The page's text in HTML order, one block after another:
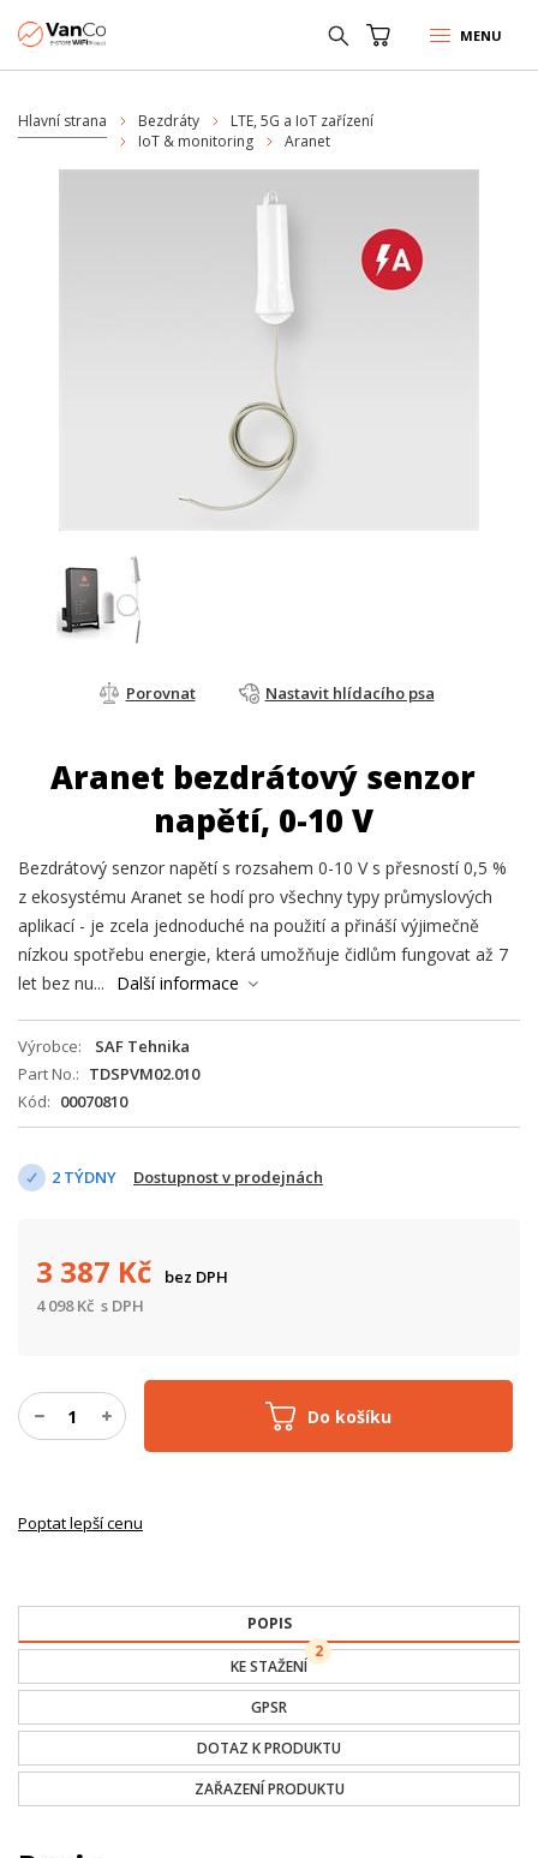
MENU
Hlavní strana Bezdráty
LTE, 5G a IoT zařízení
IoT & monitoring
Aranet
Porovnat Nastavit hlídacího psa
Aranet bezdrátový senzor
napětí, 0-10 V
Bezdrátový senzor napětí s rozsahem 0-10 V s přesností 0,5 %
z ekosystému Aranet se hodí pro všechny typy průmyslových
aplikací - je zcela jednoduché na použití a přináší výjimečně
nízkou spotřebu energie, která umožňuje čidlům fungovat až 7
let bez nu...
Další informace
Výrobce
SAF Tehnika
Part No.
TDSPVM02.010
Kód
00070810
2 TÝDNY Dostupnost v prodejnách
Do košíku
3 387 Kč
bez DPH
4 098Kč s DPH
Poptat lepší cenu
POPIS
KE STAŽENÍ
2
GPSR
DOTAZ K PRODUKTU
ZAŘAZENÍ PRODUKTU